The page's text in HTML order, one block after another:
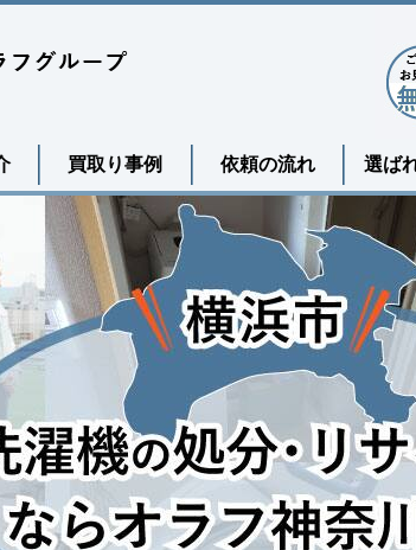
買取り事例 依頼の流れ 選ば